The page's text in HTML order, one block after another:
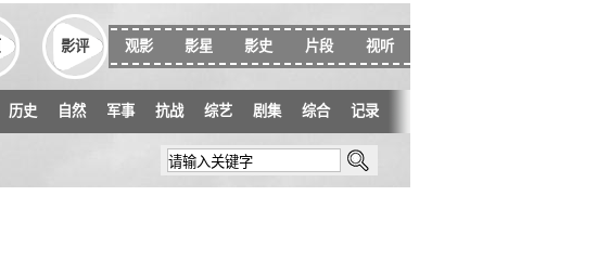
影评 观影 影星 影史 片段 视听
历史 自然 军事 抗战 综艺 剧集 综合 记录